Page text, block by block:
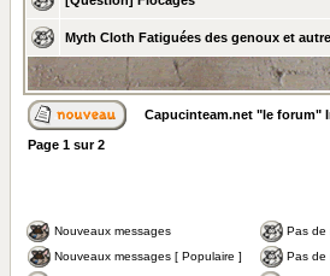
Myth Cloth Fatiguées des genoux et
Capucinteam.net "le forum"
Page 1 sur2
Nouveaux messages
Pas de
Nouveaux messages [ Populaire ]
Pas de